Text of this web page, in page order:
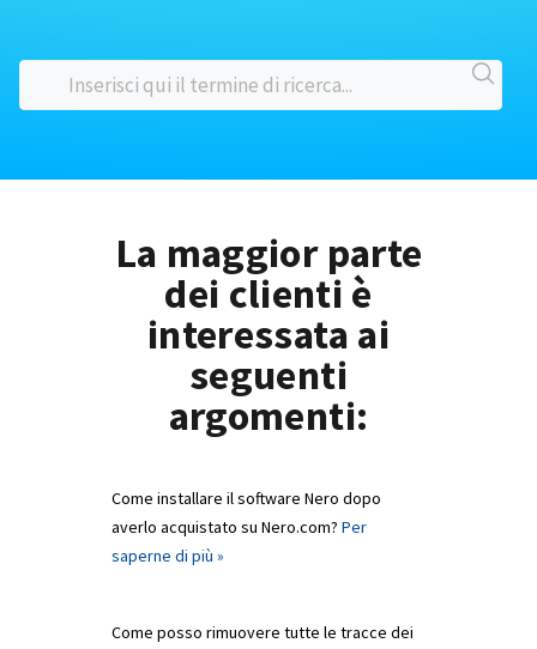
La maggior parte
dei clienti è
interessata ai
seguenti
argomenti:
Come installare il software Nero dopo
averlo acquistato su Nero.com? Per
saperne di più »
Come posso rimuovere tutte le tracce dei